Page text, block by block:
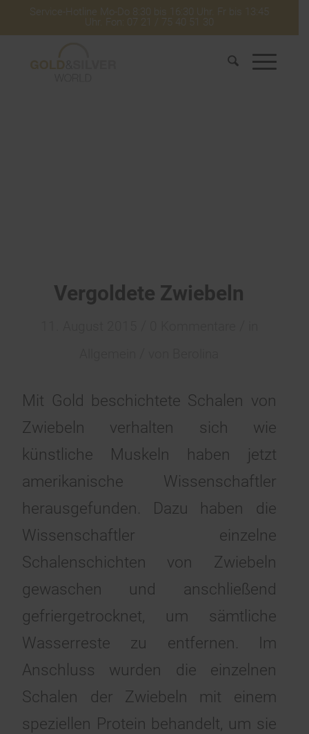
Service-Hotline Mo-Do 8:30 bis 16:30 Uhr. Fr bis 13:45
Uhr. Fon: 07 21 / 75 40 51 30
Vergoldete Zwiebeln
Mit Gold beschichtete Schalen von
Zwiebeln verhalten sich wie
künstliche Muskeln haben jetzt
amerikanische Wissenschaftler
herausgefunden. Dazu haben die
Wissenschaftler einzelne
Schalenschichten von Zwiebeln
gewaschen und anschließend
gefriergetrocknet, um sämtliche
Wasserreste zu entfernen. Im
Anschluss wurden die einzelnen
Schalen der Zwiebeln mit einem
speziellen Protein behandelt, um sie